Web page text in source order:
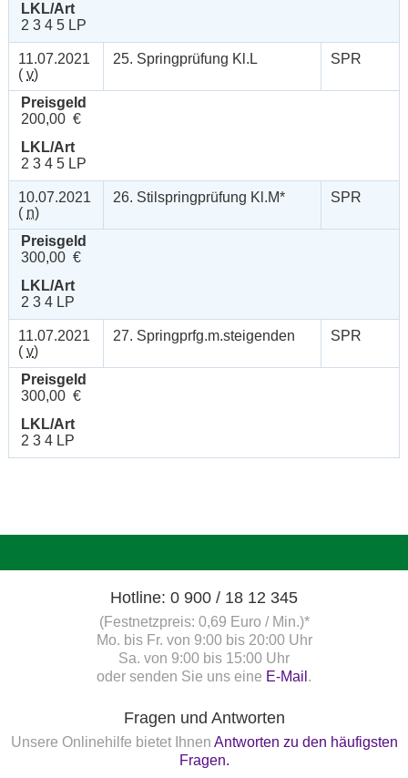
LKL/Art
2 3 4 5 LP
11.07.2021
( v)
25. Springprüfung Kl.L SPR
Preisgeld
200,00 €
LKL/Art
2 3 4 5 LP
10.07.2021
( n)
26. Stilspringprüfung Kl.M* SPR
Preisgeld
300,00 €
LKL/Art
2 3 4 LP
11.07.2021
( v)
27. Springprfg.m.steigenden SPR
Preisgeld
300,00 €
LKL/Art
2 3 4 LP
Hotline: 0 900 / 18 12 345
(Festnetzpreis: 0,69 Euro / Min.)*
Mo. bis Fr. von 9:00 bis 20:00 Uhr
Sa. von 9:00 bis 15:00 Uhr
oder senden Sie uns eine E-Mail .
Fragen und Antworten
Unsere Onlinehilfe bietet Ihnen Antworten zu den häufigsten
Fragen.